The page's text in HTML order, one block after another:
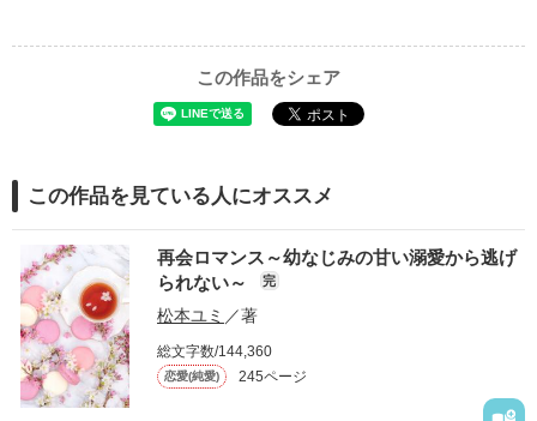
この作品をシェア
この作品を見ている人にオススメ
再会ロマンス～幼なじみの甘い溺愛から逃げ
られない～
完
松本ユミ ／著
総文字数/144,360
恋愛(純愛) 245ページ